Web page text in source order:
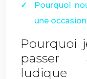
Pourquoi
une
Pourquoi
passer